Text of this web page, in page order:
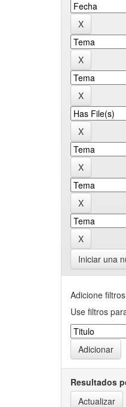
Iniciar una
Adicione
Use filtros
Resultados